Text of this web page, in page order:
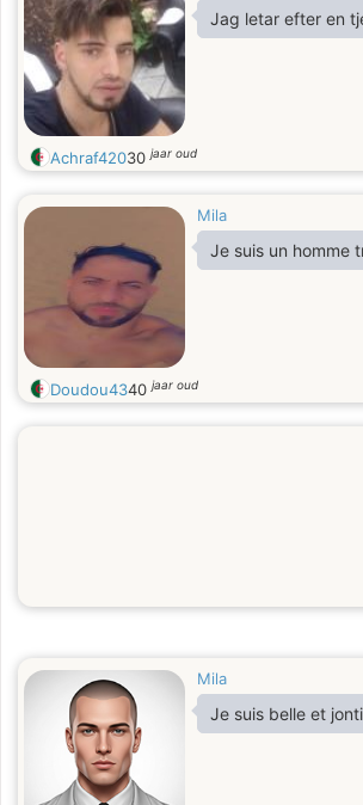
Jag letar efter en
Achraf42030jaar oud
Mila
Je suis un homme
Doudou4340jaar oud
Mila
Je suis belle et jonti